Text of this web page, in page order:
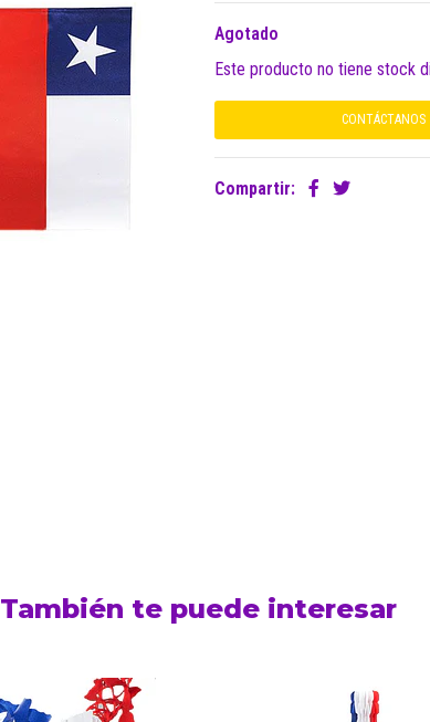
Agotado
Este producto no tiene stock
CONTÁCTANOS
Compartir:
También te puede interesar